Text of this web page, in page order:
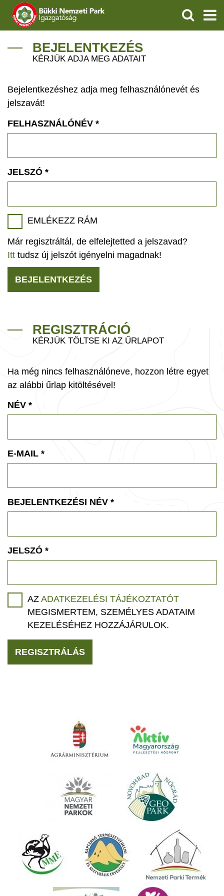
IGAZGATÓSÁG
VÍZVÉDELEM
ÖKOTURIZMUS
GEOPARKOK
KERESÉS
BEJELENTKEZÉS
KÉRJÜK ADJA MEG ADATAIT
Bejelentkezéshez adja meg felhasználónevét és
jelszavát!
FELHASZNÁLÓNÉV *
JELSZÓ *
EMLÉKEZZ RÁM
Már regisztráltál, de elfelejtetted a jelszavad?
Itt tudsz új jelszót igényelni magadnak!
BEJELENTKEZÉS
REGISZTRÁCIÓ
KÉRJÜK TÖLTSE KI AZ ŰRLAPOT
Ha még nincs felhasználóneve, hozzon létre egyet
az alábbi űrlap kitöltésével!
NÉV *
E-MAIL *
BEJELENTKEZÉSI NÉV *
JELSZÓ *
AZ ADATKEZELÉSI TÁJÉKOZTATÓT
MEGISMERTEM, SZEMÉLYES ADATAIM
KEZELÉSÉHEZ HOZZÁJÁRULOK.
REGISZTRÁLÁS